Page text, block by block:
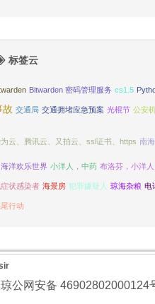
标签云
Bitwarden 密码管理服务 cs1.5
故 交通局 交通拥堵应急预案 光棍节 公安
云、腾讯云、又拍云、ssl证书、https 南
海洋欢乐世界 小洋人，中药 布洛芬，小洋人
症状感染者 海景房 犯罪嫌疑人 琼海杂粮 电
行动
琼公网安备 46902802000124